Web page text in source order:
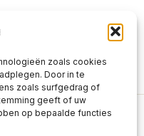
zoals cookies
Door in te
zoals surfgedrag of
geeft of uw
op bepaalde functies